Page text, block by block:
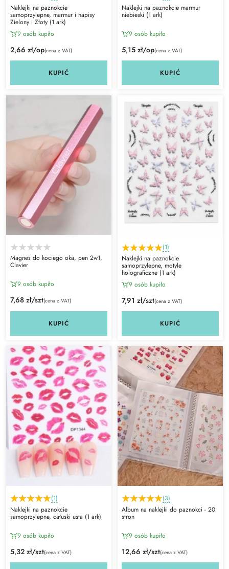
Naklejki na paznokcie
samoprzylepne, marmur i napisy
Zielony i Złoty (1 ark)
9 osób kupiło
2,66 zł/op(cena z VAT)
KUPIĆ
Naklejki na paznokcie marmur
niebieski (1 ark)
9 osób kupiło
5,15 zł/op(cena z VAT)
KUPIĆ
Magnes do kociego oka, pen 2w1,
Clavier
9 osób kupiło
7,68 zł/szt(cena z VAT)
KUPIĆ
(1)
Naklejki na paznokcie
samoprzylepne, motyle
holograficzne (1 ark)
9 osób kupiło
7,91 zł/szt(cena z VAT)
KUPIĆ
(1)
Naklejki na paznokcie
samoprzylepne, całuski usta (1 ark)
9 osób kupiło
5,32 zł/szt(cena z VAT)
(3)
Album na naklejki do paznokci - 20
stron
9 osób kupiło
12,66 zł/szt(cena z VAT)